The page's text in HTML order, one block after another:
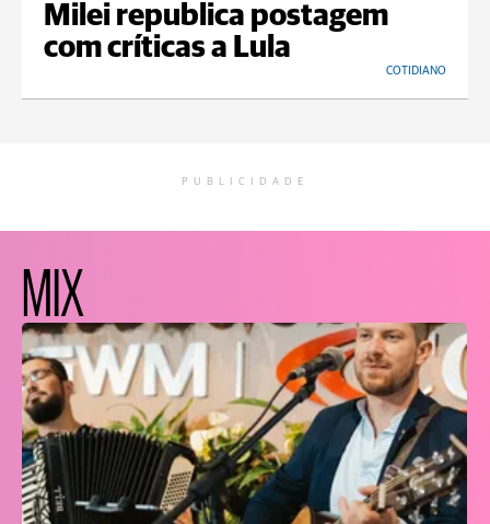
Milei republica postagem
com críticas a Lula
COTIDIANO
PUBLICIDADE
MIX